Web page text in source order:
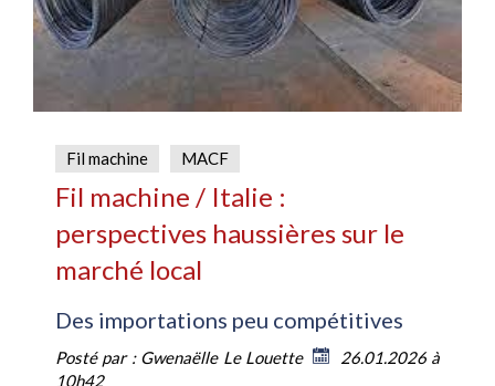
Fil machine MACF
Fil machine / Italie :
perspectives haussières sur le
marché local
Des importations peu compétitives
Posté par : Gwenaëlle Le Louette
26.01.2026 à
10h42